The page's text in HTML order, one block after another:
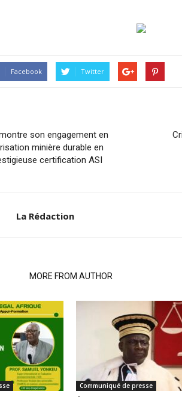
Facebook Twitter
son engagement en
minière durable en
certification ASI
La Rédaction
MORE FROM AUTHOR
Communiqué de presse